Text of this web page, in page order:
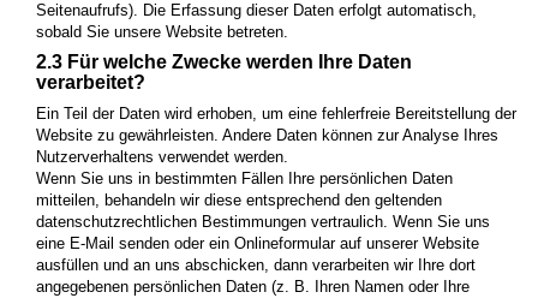
Seitenaufrufs). Die Erfassung dieser Daten erfolgt automatisch,
sobald Sie unsere Website betreten.
2.3 Für welche Zwecke werden Ihre Daten
verarbeitet?
Ein Teil der Daten wird erhoben, um eine fehlerfreie Bereitstellung der
Website zu gewährleisten. Andere Daten können zur Analyse Ihres
Nutzerverhaltens verwendet werden.
Wenn Sie uns in bestimmten Fällen Ihre persönlichen Daten
mitteilen, behandeln wir diese entsprechend den geltenden
datenschutzrechtlichen Bestimmungen vertraulich. Wenn Sie uns
eine E-Mail senden oder ein Onlineformular auf unserer Website
ausfüllen und an uns abschicken, dann verarbeiten wir Ihre dort
angegebenen persönlichen Daten (z. B. Ihren Namen oder Ihre